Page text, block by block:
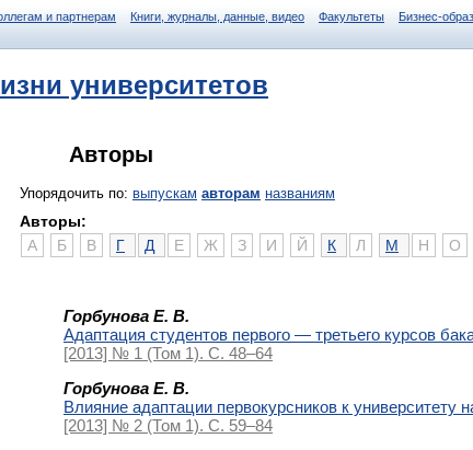
и партнерам Книги, журналы, данные, видео Факультеты Бизнес-
университетов
Авторы
Упорядочить по: выпускам авторам названиям
Авторы:
А
Б В Г Д Е Ж З И Й К Л М Н О
Горбунова Е. В.
Адаптация студентов первого — третьего курсов
[2013] № 1 (Том 1). С. 48–64
Горбунова Е. В.
Влияние адаптации первокурсников к университету
[2013] № 2 (Том 1). С. 59–84